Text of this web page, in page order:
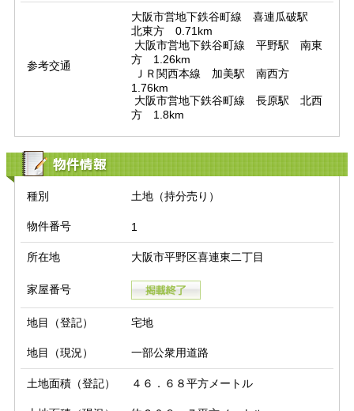
参考交通
大阪市営地下鉄谷町線　喜連瓜破駅
北東方　0.71km
方　1.26km
1.76km
方　1.8km
物件情報
種別 土地（持分売り）
物件番号 1
所在地 大阪市平野区喜連東二丁目
家屋番号
地目（登記） 宅地
地目（現況） 一部公衆用道路
土地面積（登記） ４６．６８平方メートル